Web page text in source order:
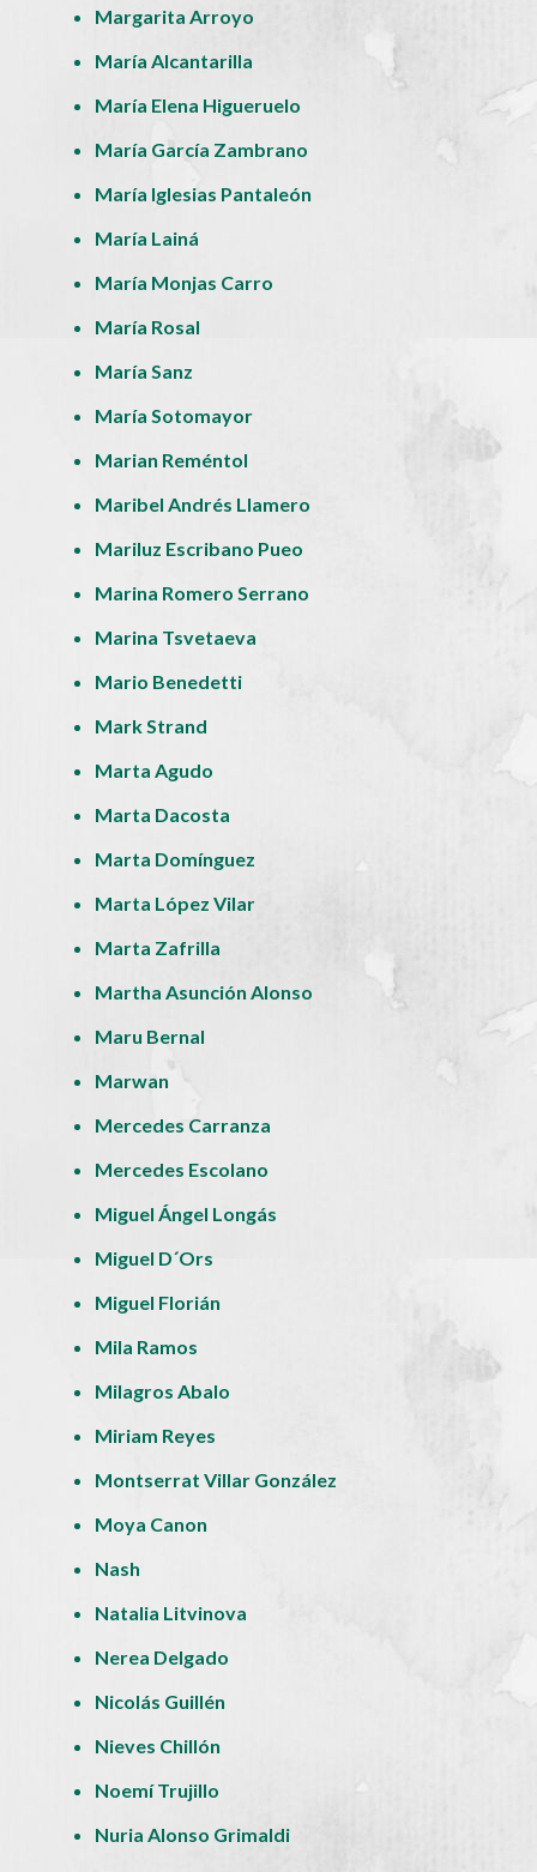
Margarita Arroyo
María Alcantarilla
María Elena Higueruelo
María García Zambrano
María Iglesias Pantaleón
María Lainá
María Monjas Carro
María Rosal
María Sanz
María Sotomayor
Marian Reméntol
Maribel Andrés Llamero
Mariluz Escribano Pueo
Marina Romero Serrano
Marina Tsvetaeva
Mario Benedetti
Mark Strand
Marta Agudo
Marta Dacosta
Marta Domínguez
Marta López Vilar
Marta Zafrilla
Martha Asunción Alonso
Maru Bernal
Marwan
Mercedes Carranza
Mercedes Escolano
Miguel Ángel Longás
Miguel D´Ors
Miguel Florián
Mila Ramos
Milagros Abalo
Miriam Reyes
Montserrat Villar González
Moya Canon
Nash
Natalia Litvinova
Nerea Delgado
Nicolás Guillén
Nieves Chillón
Noemí Trujillo
Nuria Alonso Grimaldi